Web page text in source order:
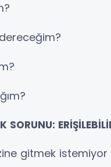
SORUNU:
gitmek istemiyor